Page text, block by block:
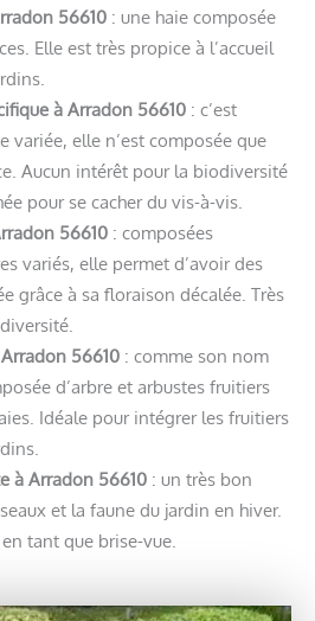
56610: une haie composée
Elle est très propice à l’accueil
à Arradon 56610: c’est
variée, elle n’est composée que
Aucun intérêt pour la biodiversité
pour se cacher du vis-à-vis.
56610: composées
variés, elle permet d’avoir des
grâce à sa floraison décalée. Très
56610: comme son nom
d’arbre et arbustes fruitiers
Idéale pour intégrer les fruitiers
à Arradon 56610 : un très bon
et la faune du jardin en hiver.
tant que brise-vue.